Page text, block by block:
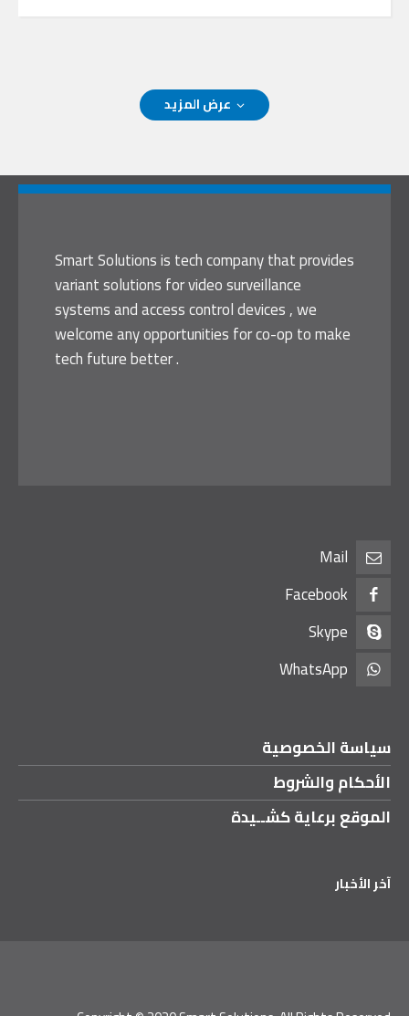
عرض المزيد
Smart Solutions is tech company that provides
variant solutions for video surveillance
systems and access control devices , we
welcome any opportunities for co-op to make
tech future better .
Mail
Facebook
Skype
WhatsApp
سياسة الخصوصية
الأحكام والشروط
الموقع برعاية كشــيدة
آخر الأخبار